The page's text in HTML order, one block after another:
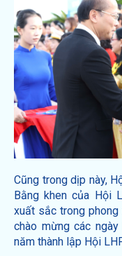
Cũng trong dịp này,
Bằng khen của Hội
xuất sắc trong
chào mừng các
năm thành lập Hội